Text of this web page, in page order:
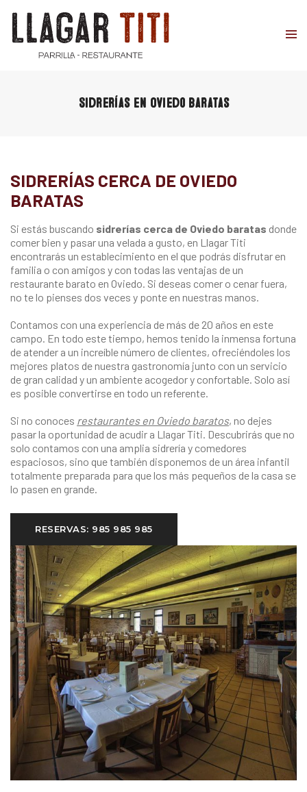
Sidrerías en Oviedo baratas
SIDRERÍAS CERCA DE OVIEDO
BARATAS
Si estás buscando sidrerías cerca de Oviedo baratas donde
comer bien y pasar una velada a gusto, en Llagar Titi
encontrarás un establecimiento en el que podrás disfrutar en
familia o con amigos y con todas las ventajas de un
restaurante barato en Oviedo. Si deseas comer o cenar fuera,
no te lo pienses dos veces y ponte en nuestras manos.
Contamos con una experiencia de más de 20 años en este
campo. En todo este tiempo, hemos tenido la inmensa fortuna
de atender a un increíble número de clientes, ofreciéndoles los
mejores platos de nuestra gastronomía junto con un servicio
de gran calidad y un ambiente acogedor y confortable. Solo así
es posible convertirse en todo un referente.
Si no conoces restaurantes en Oviedo baratos, no dejes
pasar la oportunidad de acudir a Llagar Titi. Descubrirás que no
solo contamos con una amplia sidrería y comedores
espaciosos, sino que también disponemos de un área infantil
totalmente preparada para que los más pequeños de la casa se
lo pasen en grande.
RESERVAS: 985 985 985